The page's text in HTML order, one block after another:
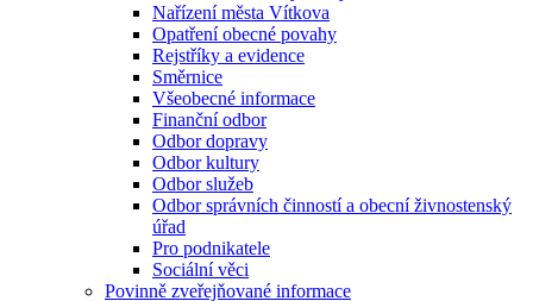
Nařízení města Vítkova
Opatření obecné povahy
Rejstříky a evidence
Směrnice
Všeobecné informace
Finanční odbor
Odbor dopravy
Odbor kultury
Odbor služeb
Odbor správních činností a obecní živnostenský
úřad
Pro podnikatele
Sociální věci
Povinně zveřejňované informace